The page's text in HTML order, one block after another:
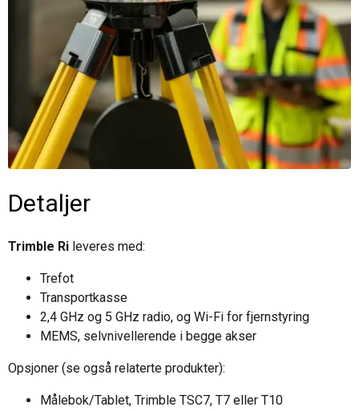
Detaljer
Trimble Ri leveres med:
Trefot
Transportkasse
2,4 GHz og 5 GHz radio, og Wi-Fi for fjernstyring
MEMS, selvnivellerende i begge akser
Opsjoner (se også relaterte produkter):
Målebok/Tablet, Trimble TSC7, T7 eller T10